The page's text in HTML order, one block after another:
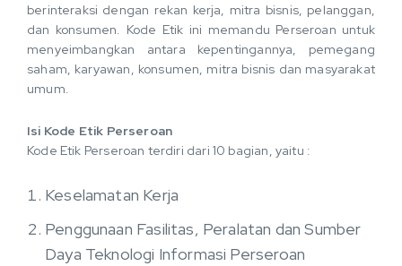
berinteraksi dengan rekan kerja, mitra bisnis, pelanggan,
dan konsumen. Kode Etik ini memandu Perseroan untuk
menyeimbangkan antara kepentingannya, pemegang
saham, karyawan, konsumen, mitra bisnis dan masyarakat
umum.
Isi Kode Etik Perseroan
Kode Etik Perseroan terdiri dari 10 bagian, yaitu :
Keselamatan Kerja
Penggunaan Fasilitas, Peralatan dan Sumber
Daya Teknologi Informasi Perseroan